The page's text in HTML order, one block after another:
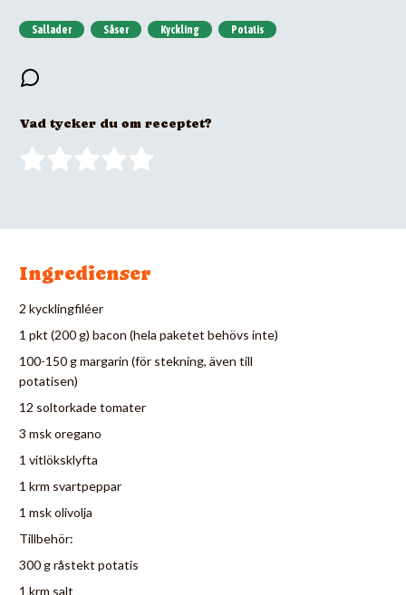
Sallader Såser Kyckling Potatis
Vad tycker du om receptet?
Ingredienser
2 kycklingfiléer
1 pkt (200 g) bacon (hela paketet behövs inte)
100-150 g margarin (för stekning, även till
potatisen)
12 soltorkade tomater
3 msk oregano
1 vitlöksklyfta
1 krm svartpeppar
1 msk olivolja
Tillbehör:
300 g råstekt potatis
1 krm salt